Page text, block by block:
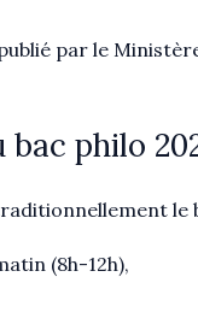
par le
philo
le
(8h-12h),